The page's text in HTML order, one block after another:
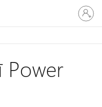
savā
kontā
Power